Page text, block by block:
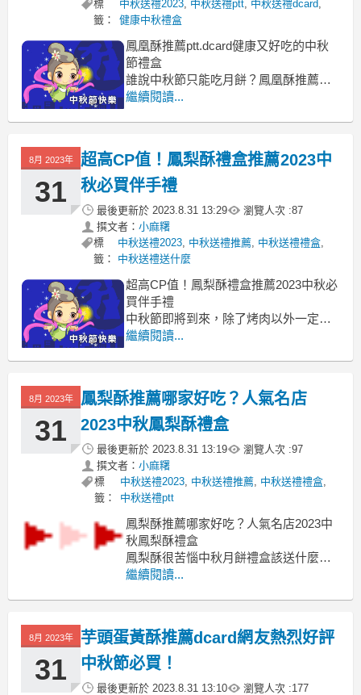
標
籤：
中秋送禮2023, 中秋送禮ptt, 中秋送禮dcard,
健康中秋禮盒
鳳凰酥推薦ptt.dcard健康又好吃的中秋
節禮盒
誰說中秋節只能吃月餅？鳳凰酥推薦
鳳凰酥推薦2023, 鳳凰酥推薦dcard, 鳳凰
中鳳凰酥推薦, 台中鳳梨酥推薦, 台北鳳
凰酥
餡料豐富但是
繼續閱讀...
8月 2023年
31
超高CP值！鳳梨酥禮盒推薦2023中
秋必買伴手禮
最後更新於 2023.8.31 13:29 瀏覽人次 :87
撰文者： 小麻糬
標
籤：
中秋送禮2023, 中秋送禮推薦, 中秋送禮禮盒,
中秋送禮送什麼
超高CP值！鳳梨酥禮盒推薦2023中秋必
買伴手禮
中秋節即將到來，除了烤肉以外一定要
吃月餅鳳梨酥禮盒
推薦, 鳳梨酥價格, 鳳梨酥名店, 鳳梨酥推
薦台北, 鳳梨酥禮盒, 鳳梨酥網購, 鳳梨酥
月餅
繼續閱讀...
8月 2023年
31
鳳梨酥推薦哪家好吃？人氣名店
2023中秋鳳梨酥禮盒
最後更新於 2023.8.31 13:19 瀏覽人次 :97
撰文者： 小麻糬
標
籤：
中秋送禮2023, 中秋送禮推薦, 中秋送禮禮盒,
中秋送禮ptt
鳳梨酥推薦哪家好吃？人氣名店2023中
秋鳳梨酥禮盒
鳳梨酥很苦惱中秋月餅禮盒該送什麼比
較好嗎?
鳳梨酥 台灣鳳梨酥排名 鳳梨酥高雄 鳳
梨酥台北
建議你可以送這間鳳梨酥給親朋好友當
繼續閱讀...
8月 2023年
31
芋頭蛋黃酥推薦dcard網友熱烈好評
中秋節必買！
最後更新於 2023.8.31 13:10 瀏覽人次 :177